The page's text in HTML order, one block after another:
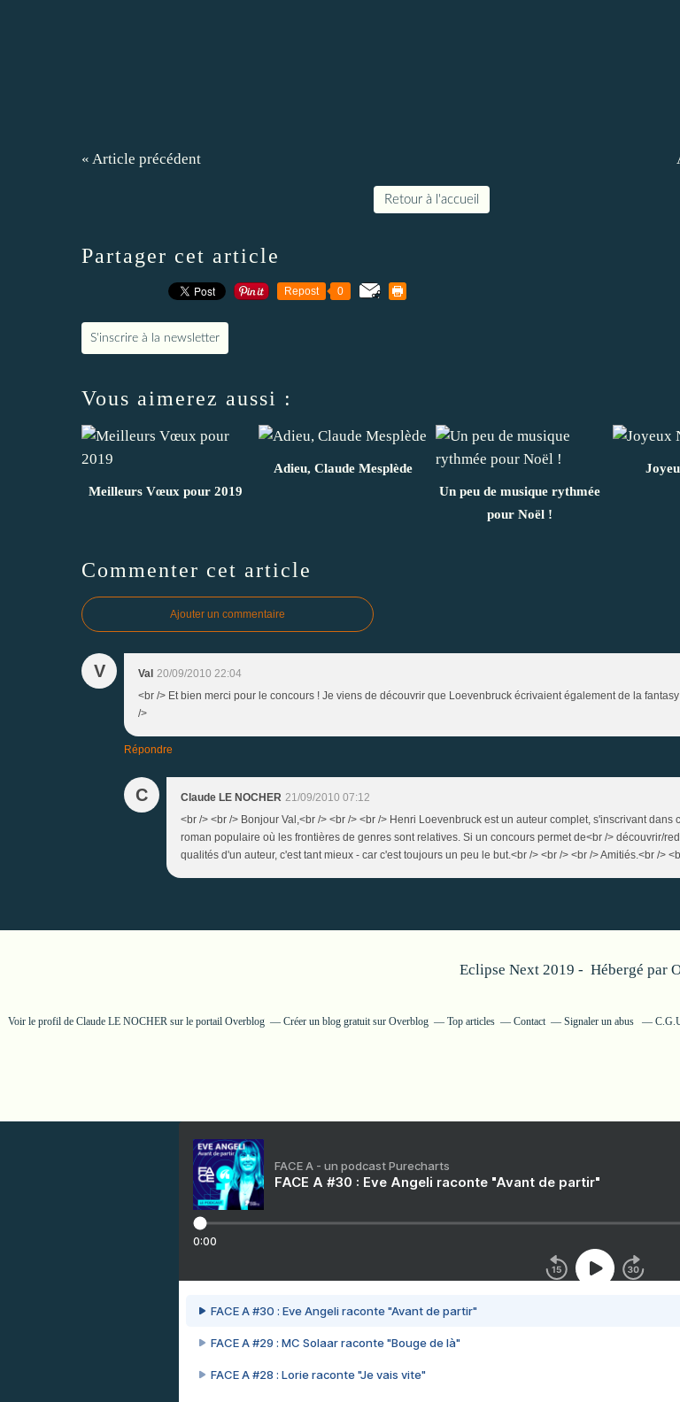
« Article précédent
Retour à l'accueil
Partager cet article
Repost 0
S'inscrire à la newsletter
Vous aimerez aussi :
Meilleurs Vœux pour 2019
Adieu, Claude Mesplède
Un peu de musique rythmée
pour Noël !
Commenter cet article
Ajouter un commentaire
V Val 20/09/2010 22:04
<br /> Et bien merci pour le concours ! Je viens de découvrir que Loevenbruck écrivaient également de la
/>
Répondre
C Claude LE NOCHER 21/09/2010 07:12
<br /> <br /> Bonjour Val,<br /> <br /> <br /> Henri Loevenbruck est un auteur complet, s'inscrivant dans
roman populaire où les frontières de genres sont relatives. Si un concours permet de<br /> découvrir/
qualités d'un auteur, c'est tant mieux - car c'est toujours un peu le but.<br /> <br /> <br /> Amitiés.<br />
Eclipse Next 2019 - Hébergé par
Voir le profil de Claude LE NOCHER sur le portail Overblog Créer un blog gratuit sur Overblog Top articles Contact Signaler un abus
FACE A - un podcast Purecharts
FACE A #30 : Eve Angeli raconte "Avant de partir"
0:00
FACE A #30 : Eve Angeli raconte "Avant de partir"
FACE A #29 : MC Solaar raconte "Bouge de là"
FACE A #28 : Lorie raconte "Je vais vite"